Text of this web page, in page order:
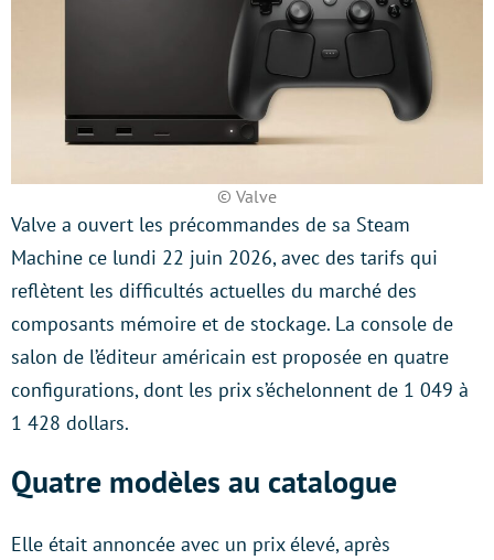
© Valve
Valve a ouvert les précommandes de sa Steam
Machine ce lundi 22 juin 2026, avec des tarifs qui
reflètent les difficultés actuelles du marché des
composants mémoire et de stockage. La console de
salon de l’éditeur américain est proposée en quatre
configurations, dont les prix s’échelonnent de 1 049 à
1 428 dollars.
Quatre modèles au catalogue
Elle était annoncée avec un prix élevé, après